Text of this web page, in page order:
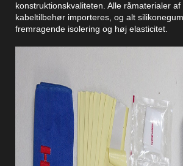
konstruktionskvaliteten. Alle råmaterialer
kabeltilbehør importeres, og alt
fremragende isolering og høj elasticitet.